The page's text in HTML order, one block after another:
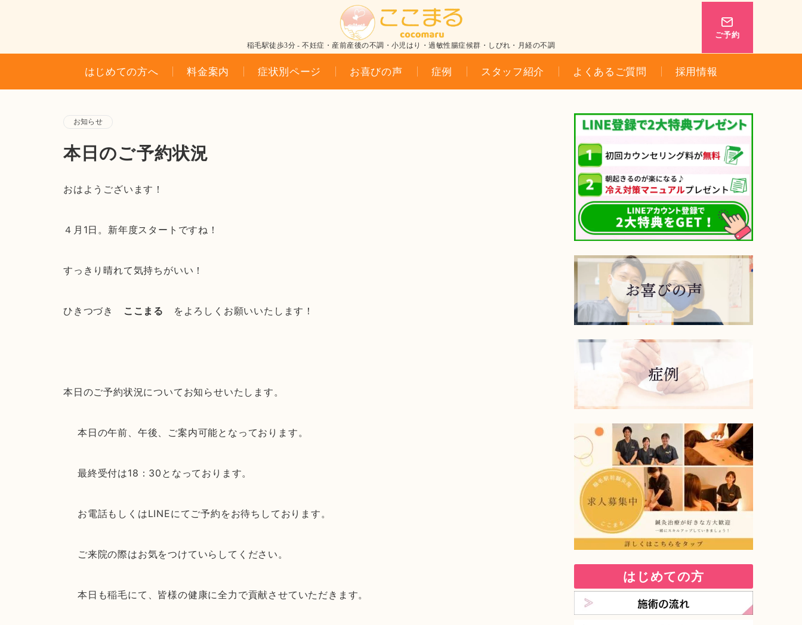
稲毛駅徒歩3分 - 不妊症・産前産後の不調・小児はり・過敏性腸症候群・しびれ・月経の不調
ご予約
はじめての方へ 料金案内 症状別ページ お喜びの声 症例 スタッフ紹介 よくあるご質問 採用情報
お知らせ
本日のご予約状況
おはようございます！
４月1日。新年度スタートですね！
すっきり晴れて気持ちがいい！
ひきつづき ここまる をよろしくお願いいたします！
本日のご予約状況についてお知らせいたします。
本日の午前、午後、ご案内可能となっております。
最終受付は18：30となっております。
お電話もしくはLINEにてご予約をお待ちしております。
ご来院の際はお気をつけていらしてください。
本日も稲毛にて、皆様の健康に全力で貢献させていただきます。
はじめての方